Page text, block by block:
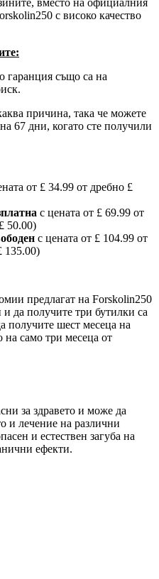
вместо на официалния
с високо качество
гаранция също са на
причина, така че можете
67 дни, когато сте получили
от £ 34.99 от дребно £
с цената от £ 69.99 от
50.00)
с цената от £ 104.99 от
135.00)
предлагат на Forskolin250
да получите три бутилки са
получите шест месеца на
на само три месеца от
за здравето и може да
и лечение на различни
и естествен загуба на
ефекти.